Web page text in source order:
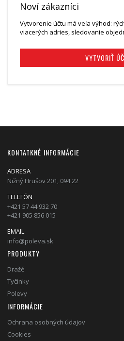
Noví zákazníci
Vytvorenie účtu má veľa výhod:
viacerých adries, sledovanie
VYTVORIŤ
KONTATKNÉ INFORMÁCIE
ADRESA
Nižný Hrušov 201, 094 22
TELEFÓN
+421 57 44 932 70
+421 905 856 015
EMAIL
info@poleva.sk
PRODUKTY
Dražé
Tyčinky
Polevy
INFORMÁCIE
Ochrana osobných údajov
Cookies